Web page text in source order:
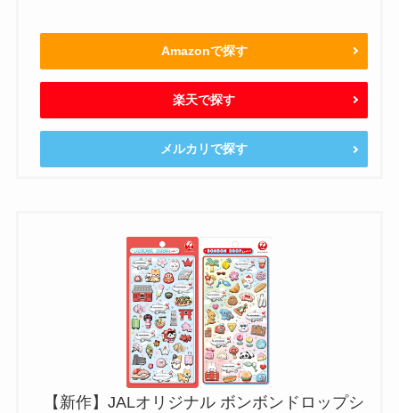
Amazonで探す
楽天で探す
メルカリで探す
【新作】JALオリジナル ボンボンドロップシ